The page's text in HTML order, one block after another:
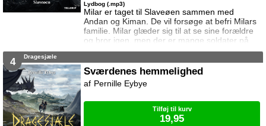
Milar er taget til Slaveøen sammen med
Andan og Kiman. De vil forsøge at befri Milars
familie. Milar glæder sig til at se sine forældre
og bror igen, men der er mange soldater på
Slaveøen. De må være forsigtige hvis det skal
Lydbog (.mp3)
4 Dragesjæle
Sværdenes hemmelighed
Pernille Eybye
Tilføj til kurv
19,95